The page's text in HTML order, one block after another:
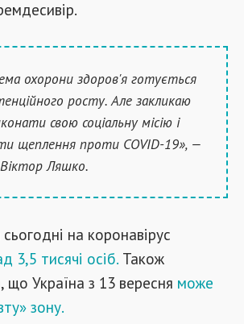
охорони здоров'я готується
росту. Але закликаю
свою соціальну місію і
щеплення проти COVID-19», —
Ляшко.
на коронавірус
3,5 тисячі осіб. Також
що Україна з 13 вересня може
зону.